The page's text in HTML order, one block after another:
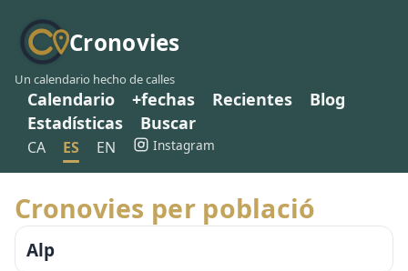
Cronovies
Un calendario hecho de calles
Calendario +fechas Recientes
Blog
Estadísticas
Buscar
CA ES EN Instagram
Cronovies per població
Alp